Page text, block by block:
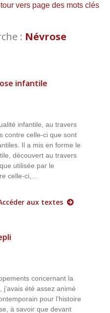
vers page des mots clés
: Névrose
infantile
infantile, au travers
contre celle-ci que sont
Il a mis en forme le
découvert au travers
utilisée par le
celle-ci,...
aux textes
concernant la
été assez animé
pour l’histoire
à savoir que devant